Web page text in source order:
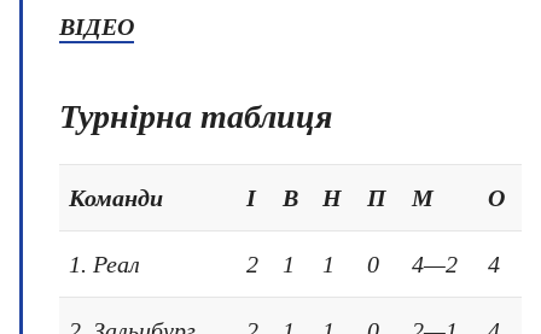
ВІДЕО
Турнірна таблиця
Команди І В Н П М О
1. Реал 2 1 1 0 4—2 4